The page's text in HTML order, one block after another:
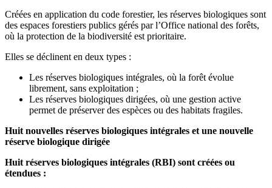
Créées en application du code forestier, les réserves biologiques sont
des espaces forestiers publics gérés par l’Office national des forêts,
où la protection de la biodiversité est prioritaire.
Elles se déclinent en deux types :
Les réserves biologiques intégrales, où la forêt évolue
librement, sans exploitation ;
Les réserves biologiques dirigées, où une gestion active
permet de préserver des espèces ou des habitats fragiles.
Huit nouvelles réserves biologiques intégrales et une nouvelle
réserve biologique dirigée
Huit réserves biologiques intégrales (RBI) sont créées ou
étendues :